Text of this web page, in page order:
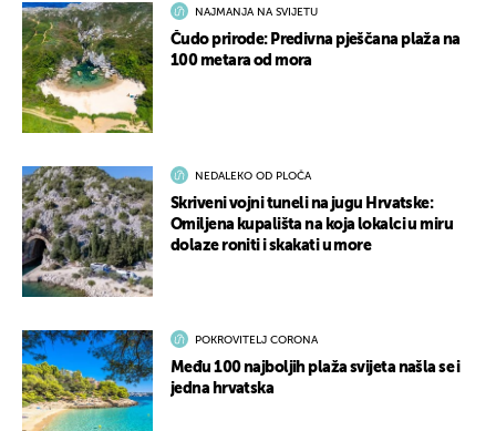
NAJMANJA NA SVIJETU
Čudo prirode: Predivna pješčana plaža na
100 metara od mora
NEDALEKO OD PLOČA
Skriveni vojni tuneli na jugu Hrvatske:
Omiljena kupališta na koja lokalci u miru
dolaze roniti i skakati u more
POKROVITELJ CORONA
Među 100 najboljih plaža svijeta našla se i
jedna hrvatska